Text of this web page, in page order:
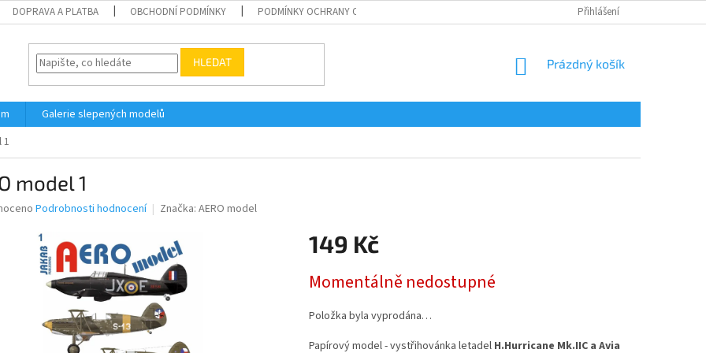
DOPRAVA A PLATBA OBCHODNÍ PODMÍNKY PODMÍNKY OCHRANY OSOBNÍCH ÚDAJŮ Přihlášení
HLEDAT
NÁKUPNÍ
Prázdný košík
Galerie slepených modelů
1
model 1
Podrobnosti hodnocení Značka: AERO model
149 Kč
cena:
Momentálně nedostupné
Položka byla vyprodána…
Papírový model - vystřihovánka letadel H.Hurricane Mk.IIC a Avia